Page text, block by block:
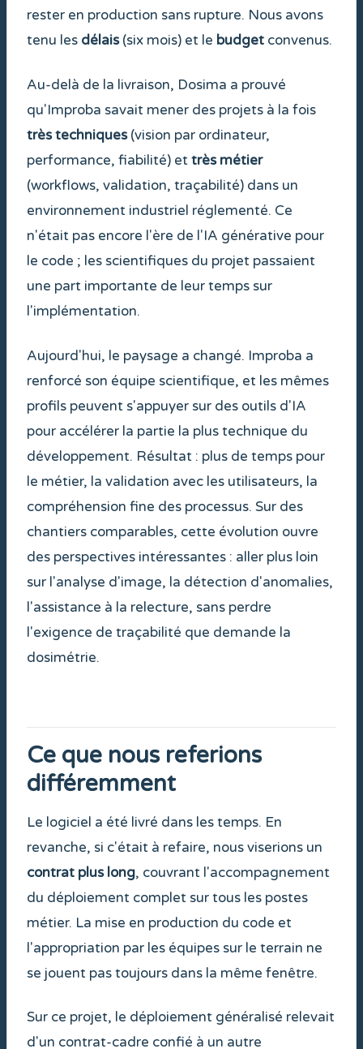
rester en production sans rupture. Nous avons
tenu les délais(six mois) et le budget convenus.
Au-delà de la livraison, Dosima a prouvé
qu'Improba savait mener des projets à la fois
très techniques(vision par ordinateur,
performance, fiabilité) ettrès métier
(workflows, validation, traçabilité) dans un
environnement industriel réglementé. Ce
n'était pas encore l'ère de l'IA générative pour
le code ; les scientifiques du projet passaient
une part importante de leur temps sur
l'implémentation.
Aujourd'hui, le paysage a changé. Improba a
renforcé son équipe scientifique, et les mêmes
profils peuvent s'appuyer sur des outils d'IA
pour accélérer la partie la plus technique du
développement. Résultat : plus de temps pour
le métier, la validation avec les utilisateurs, la
compréhension fine des processus. Sur des
chantiers comparables, cette évolution ouvre
des perspectives intéressantes : aller plus loin
sur l'analyse d'image, la détection d'anomalies,
l'assistance à la relecture, sans perdre
l'exigence de traçabilité que demande la
dosimétrie.
Ce que nous referions
différemment
Le logiciel a été livré dans les temps. En
revanche, si c'était à refaire, nous viserions un
contrat plus long, couvrant l'accompagnement
du déploiement complet sur tous les postes
métier. La mise en production du code et
l'appropriation par les équipes sur le terrain ne
se jouent pas toujours dans la même fenêtre.
Sur ce projet, le déploiement généralisé relevait
d'un contrat-cadre confié à un autre